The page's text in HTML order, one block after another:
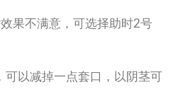
果不满意，可选择助时2号
可以减掉一点套口，以阴茎可